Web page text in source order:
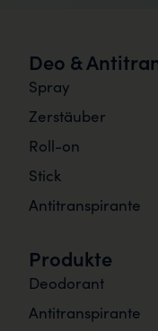
Deo &
Spray
Zerstäuber
Roll-on
Stick
Antitranspirante
Produkte
Deodorant
Antitranspirante